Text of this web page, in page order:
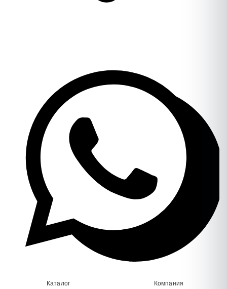
Каталог Компания